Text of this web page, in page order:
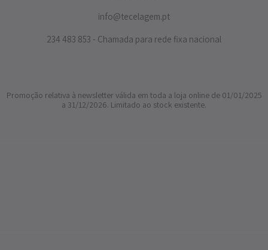
info@tecelagem.pt
234 483 853 - Chamada para rede fixa nacional
Promoção relativa à newsletter válida em toda a loja online de 01/01/2025
a 31/12/2026. Limitado ao stock existente.